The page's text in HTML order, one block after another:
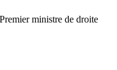
ministre de droite